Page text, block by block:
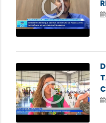
play_circle_outline
play_circle_outline